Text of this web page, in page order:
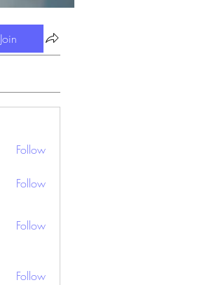
Join
Follow
Follow
Follow
Follow